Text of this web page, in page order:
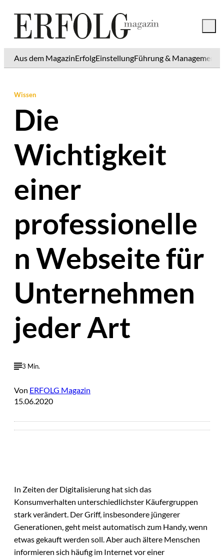
Aus dem MagazinErfolgEinstellungFührung & Management
Wissen
Die
Wichtigkeit
einer
professionelle
n Webseite für
Unternehmen
jeder Art
3 Min.
Von ERFOLG Magazin
15.06.2020
In Zeiten der Digitalisierung hat sich das
Konsumverhalten unterschiedlichster Käufergruppen
stark verändert. Der Griff, insbesondere jüngerer
Generationen, geht meist automatisch zum Handy, wenn
etwas gekauft werden soll. Aber auch ältere Menschen
informieren sich häufig im Internet vor einer